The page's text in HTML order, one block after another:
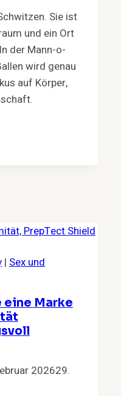
Sie ist
und ein Ort
der Mann-o-
wird genau
auf Körper,
| Sex und
eine Marke
202629.